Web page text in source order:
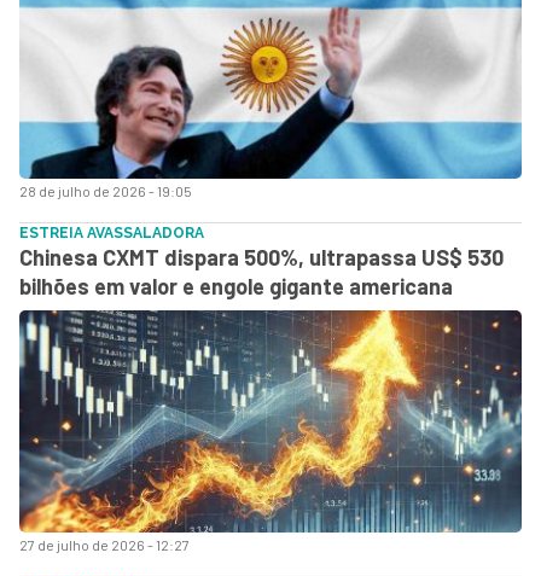
28 de julho de 2026 - 19:05
27 de julho de 2026 - 12:27
ESTREIA AVASSALADORA
Chinesa CXMT dispara 500%, ultrapassa US$ 530
bilhões em valor e engole gigante americana